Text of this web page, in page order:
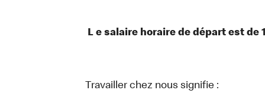
L e salaire horaire de départ est de
Travailler chez nous signifie :